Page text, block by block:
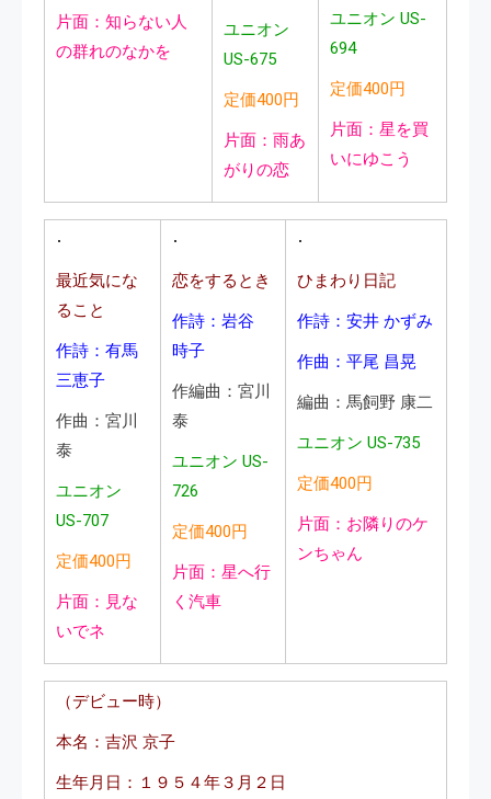
片面：知らない人
の群れのなかを
ユニオン
US-675
定価400円
片面：雨あ
がりの恋
ユニオン US-
694
定価400円
片面：星を買
いにゆこう
最近気にな
ること
作詩：有馬
三恵子
作曲：宮川
泰
ユニオン
US-707
定価400円
片面：見な
いでネ
恋をするとき
作詩：岩谷
時子
作編曲：宮川
泰
ユニオン US-
726
定価400円
片面：星へ行
く汽車
ひまわり日記
作詩：安井 かずみ
作曲：平尾 昌晃
編曲：馬飼野 康二
ユニオン US-735
定価400円
片面：お隣りのケ
ンちゃん
（デビュー時）
本名：吉沢 京子
生年月日：１９５４年３月２日